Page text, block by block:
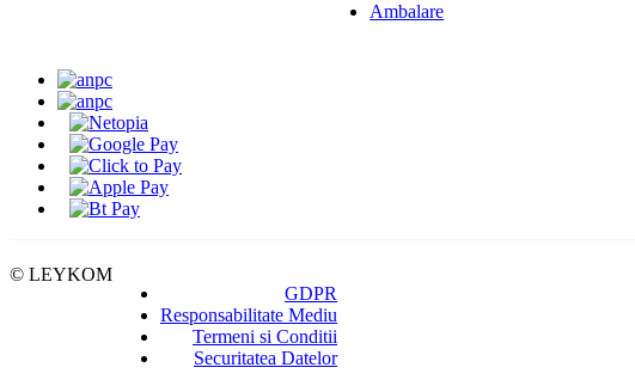
Ambalare
© LEYKOM
GDPR
Responsabilitate Mediu
Termeni si Conditii
Securitatea Datelor